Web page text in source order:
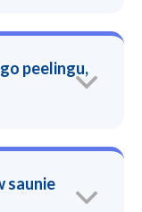
peelingu,
saunie